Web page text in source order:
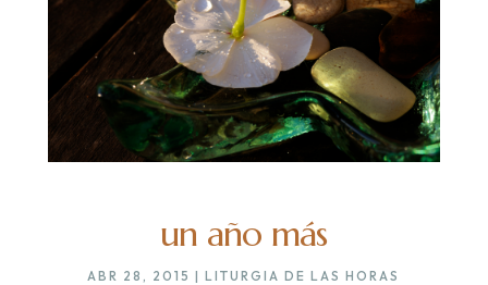
un año más
ABR 28, 2015 |LITURGIA DE LAS HORAS